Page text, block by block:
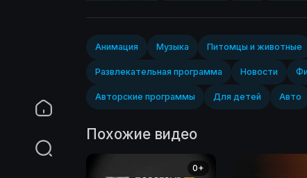
Анимация Музыка Питомцы и животные
Развлекательная программа Новости
Авторские программы Для детей Авто
Похожие видео
0+